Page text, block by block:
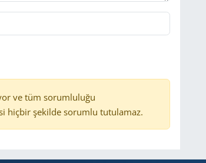
ve tüm sorumluluğu
hiçbir şekilde sorumlu tutulamaz.